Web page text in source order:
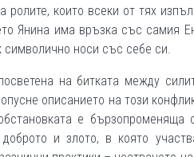
които всеки от тях
Янина има връзка със самия
символично носи със себе си.
на битката между
описанието на този
е
и злото, в която